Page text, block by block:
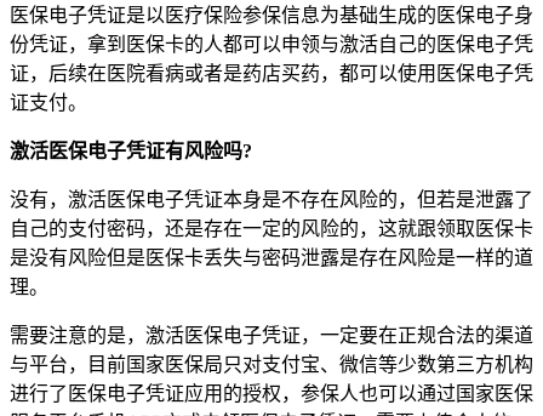
医保电子凭证是以医疗保险参保信息为基础生成的医保电子身
份凭证，拿到医保卡的人都可以申领与激活自己的医保电子凭
证，后续在医院看病或者是药店买药，都可以使用医保电子凭
证支付。
激活医保电子凭证有风险吗?
没有，激活医保电子凭证本身是不存在风险的，但若是泄露了
自己的支付密码，还是存在一定的风险的，这就跟领取医保卡
是没有风险但是医保卡丢失与密码泄露是存在风险是一样的道
理。
需要注意的是，激活医保电子凭证，一定要在正规合法的渠道
与平台，目前国家医保局只对支付宝、微信等少数第三方机构
进行了医保电子凭证应用的授权，参保人也可以通过国家医保